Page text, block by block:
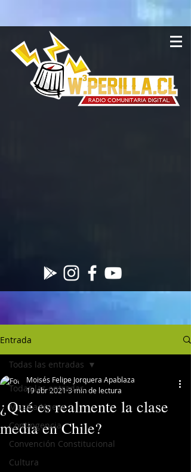
Entrada
Todas las entradas
Musica Nueva
Contingencia
Convención Constitucional
Cultura
Todas las entradas
¿Qué es realmente la clase
media en Chile?
Moisés Felipe Jorquera Apablaza
19 abr 20213 min de lectura